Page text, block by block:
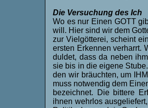
Die Versuchung des Ich
Wo es nur Einen GOTT
will. Hier sind wir dem
zur Vielgötterei, scheint
ersten Erkennen verharrt.
duldet, dass da neben
sie bis in die eigene
den wir bräuchten, um
muss notwendig dem
bezeichnet. Die bittere
ihnen wehrlos